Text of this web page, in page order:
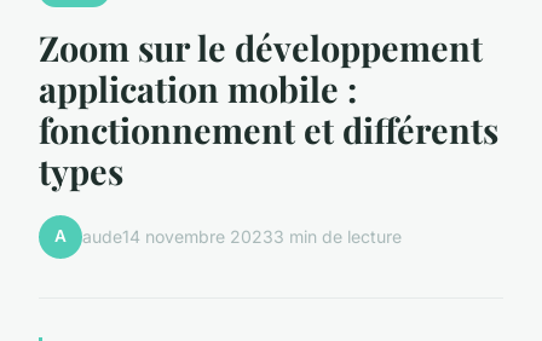
Zoom sur le développement
application mobile :
fonctionnement et différents
types
A aude14 novembre 20233 min de lecture